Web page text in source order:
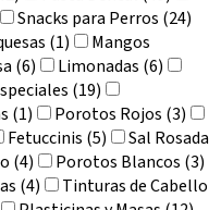
Snacks para Perros (24)
(1)
Mangos
(6)
Limonadas (6)
(19)
(1)
Porotos Rojos (3)
Fetuccinis (5)
Sal Rosada
(4)
Porotos Blancos (3)
(4)
Tinturas de Cabello